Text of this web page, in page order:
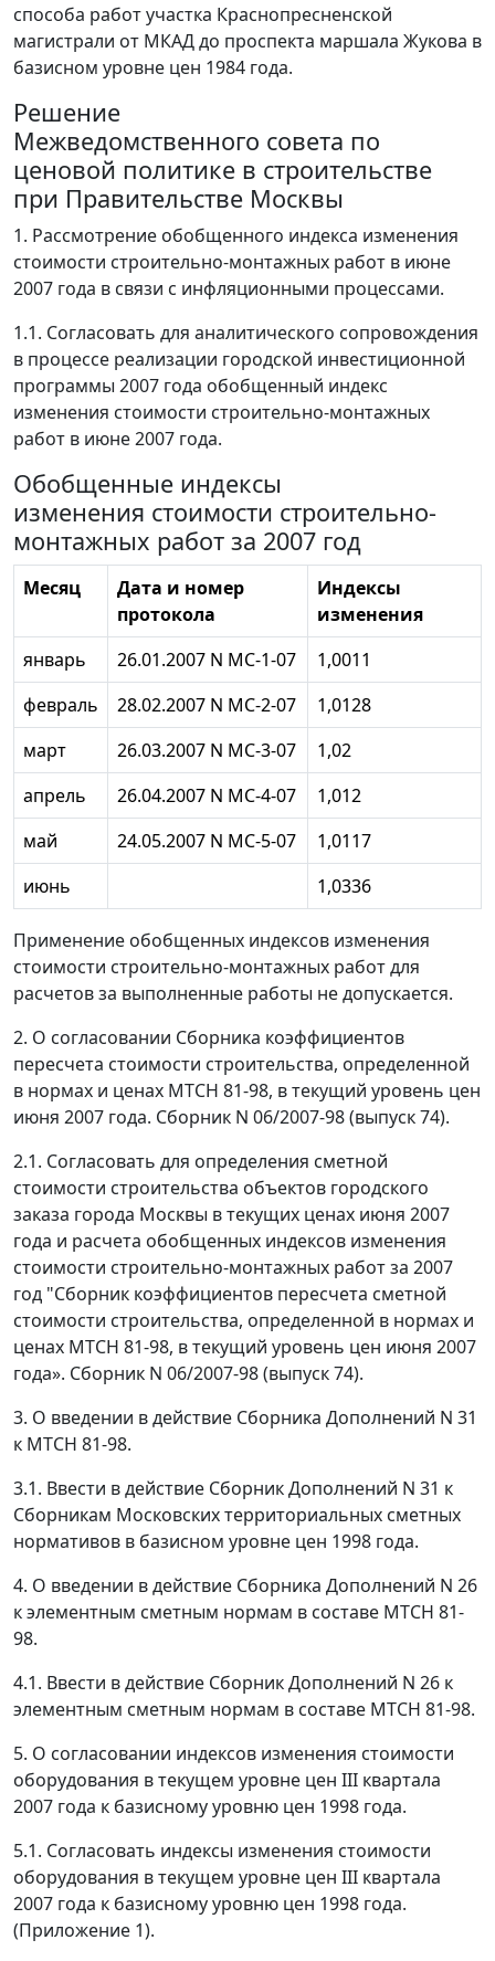
способа работ участка Краснопресненской
магистрали от МКАД до проспекта маршала Жукова в
базисном уровне цен 1984 года.
Решение
Межведомственного совета по
ценовой политике в строительстве
при Правительстве Москвы
1. Рассмотрение обобщенного индекса изменения
стоимости строительно-монтажных работ в июне
2007 года в связи с инфляционными процессами.
1.1. Согласовать для аналитического сопровождения
в процессе реализации городской инвестиционной
программы 2007 года обобщенный индекс
изменения стоимости строительно-монтажных
работ в июне 2007 года.
Обобщенные индексы
изменения стоимости строительно-
монтажных работ за 2007 год
Месяц
Дата и номер
протокола
Индексы
изменения
январь
26.01.2007 N МС-1-07
1,0011
февраль
28.02.2007 N МС-2-07
1,0128
март
26.03.2007 N МС-3-07
1,02
апрель
26.04.2007 N МС-4-07
1,012
май
24.05.2007 N МС-5-07
1,0117
июнь
1,0336
Применение обобщенных индексов изменения
стоимости строительно-монтажных работ для
расчетов за выполненные работы не допускается.
2. О согласовании Сборника коэффициентов
пересчета стоимости строительства, определенной
в нормах и ценах МТСН 81-98, в текущий уровень цен
июня 2007 года. Сборник N 06/2007-98 (выпуск 74).
2.1. Согласовать для определения сметной
стоимости строительства объектов городского
заказа города Москвы в текущих ценах июня 2007
года и расчета обобщенных индексов изменения
стоимости строительно-монтажных работ за 2007
год "Сборник коэффициентов пересчета сметной
стоимости строительства, определенной в нормах и
ценах МТСН 81-98, в текущий уровень цен июня 2007
года». Сборник N 06/2007-98 (выпуск 74).
3. О введении в действие Сборника Дополнений N 31
к МТСН 81-98.
3.1. Ввести в действие Сборник Дополнений N 31 к
Сборникам Московских территориальных сметных
нормативов в базисном уровне цен 1998 года.
4. О введении в действие Сборника Дополнений N 26
к элементным сметным нормам в составе МТСН 81-
98.
4.1. Ввести в действие Сборник Дополнений N 26 к
элементным сметным нормам в составе МТСН 81-98.
5. О согласовании индексов изменения стоимости
оборудования в текущем уровне цен III квартала
2007 года к базисному уровню цен 1998 года.
5.1. Согласовать индексы изменения стоимости
оборудования в текущем уровне цен III квартала
2007 года к базисному уровню цен 1998 года.
(Приложение 1).